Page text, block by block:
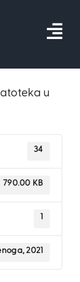
u
34
790.00 KB
1
2021